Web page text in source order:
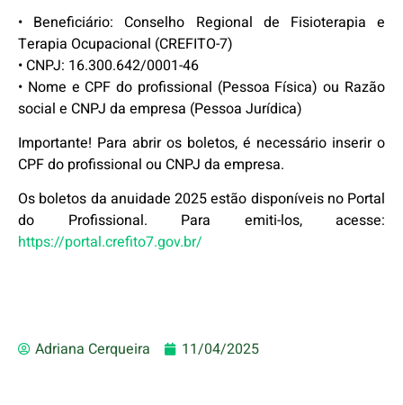
• Beneficiário: Conselho Regional de Fisioterapia e
Terapia Ocupacional (CREFITO-7)
• CNPJ: 16.300.642/0001-46
• Nome e CPF do profissional (Pessoa Física) ou Razão
social e CNPJ da empresa (Pessoa Jurídica)
Importante! Para abrir os boletos, é necessário inserir o
CPF do profissional ou CNPJ da empresa.
Os boletos da anuidade 2025 estão disponíveis no Portal
do Profissional. Para emiti-los, acesse:
https://portal.crefito7.gov.br/
Adriana Cerqueira 11/04/2025